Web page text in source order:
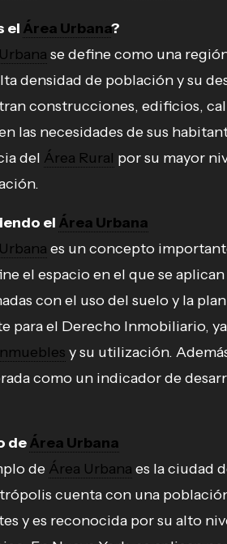
el Área Urbana?
se define como una
densidad de población y su
construcciones, edificios,
las necesidades de sus
del Área Rural por su mayor
el Área Urbana
es un concepto
el espacio en el que se
con el uso del suelo y la
para el Derecho Inmobiliario,
y su utilización.
como un indicador de
deÁrea Urbana
de Área Urbana es la ciudad
cuenta con una
y es reconocida por su alto